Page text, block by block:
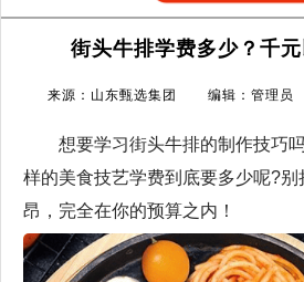
街头牛排学费多少？千元
来源：山东甄选集团 编辑：管理
想要学习街头牛排的制作技巧吗
样的美食技艺学费到底要多少呢?别
昂，完全在你的预算之内！